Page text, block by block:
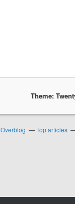
Theme:
Top articles